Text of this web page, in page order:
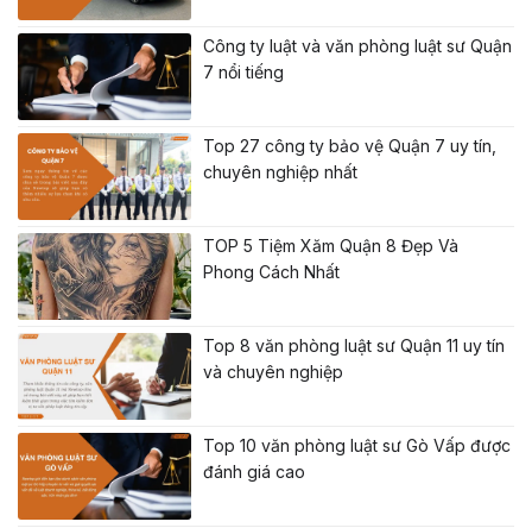
Công ty luật và văn phòng luật sư Quận
7 nổi tiếng
Top 27 công ty bảo vệ Quận 7 uy tín,
chuyên nghiệp nhất
TOP 5 Tiệm Xăm Quận 8 Đẹp Và
Phong Cách Nhất
Top 8 văn phòng luật sư Quận 11 uy tín
và chuyên nghiệp
Top 10 văn phòng luật sư Gò Vấp được
đánh giá cao